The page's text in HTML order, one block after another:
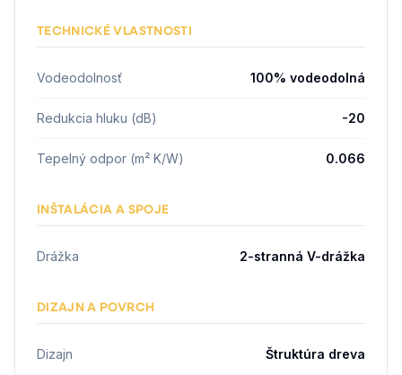
TECHNICKÉ VLASTNOSTI
Vodeodolnosť 100% vodeodolná
Redukcia hluku (dB) -20
Tepelný odpor (m² K/W) 0.066
INŠTALÁCIA A SPOJE
Drážka 2-stranná V-drážka
DIZAJN A POVRCH
Dizajn Štruktúra dreva